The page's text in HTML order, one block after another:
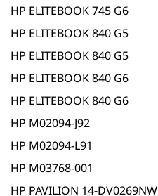
HP ELITEBOOK 745 G6
HP ELITEBOOK 840 G5
HP ELITEBOOK 840 G5
HP ELITEBOOK 840 G6
HP ELITEBOOK 840 G6
HP M02094-J92
HP M02094-L91
HP M03768-001
HP PAVILION 14-DV0269NW